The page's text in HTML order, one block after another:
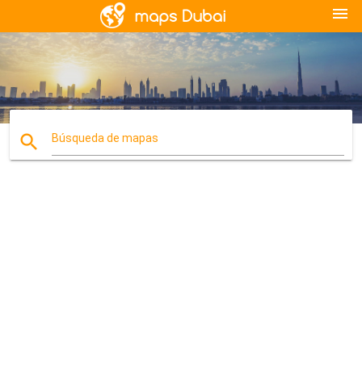
menu
search Búsqueda de mapas